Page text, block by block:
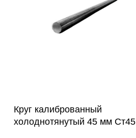
Круг калиброванный
холоднотянутый 45 мм Ст45